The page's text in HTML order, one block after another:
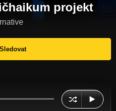
projekt
Sledovat